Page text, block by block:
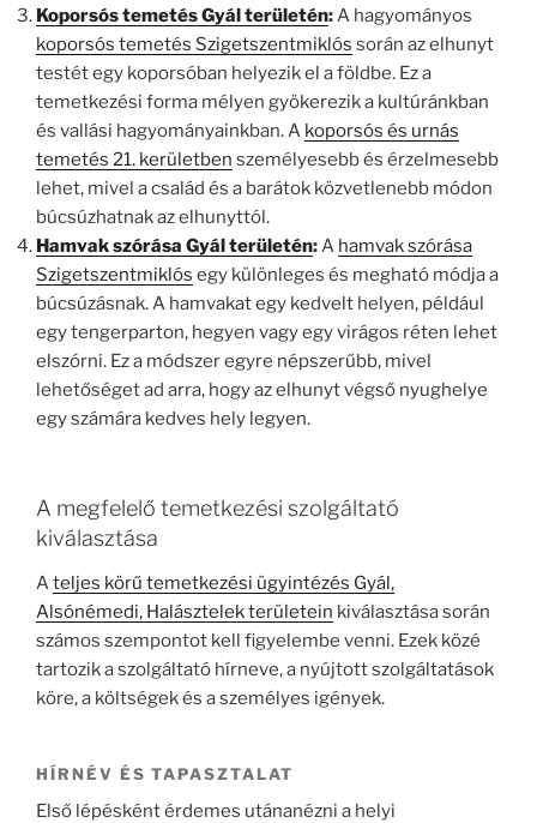
Koporsós temetés Gyál területén:A hagyományos
koporsós temetés Szigetszentmiklós során az elhunyt
testét egy koporsóban helyezik el a földbe. Ez a
temetkezési forma mélyen gyökerezik a kultúránkban
és vallási hagyományainkban. A koporsós és urnás
temetés 21. kerületben személyesebb és érzelmesebb
lehet, mivel a család és a barátok közvetlenebb módon
búcsúzhatnak az elhunyttól.
Hamvak szórása Gyál területén:A hamvak szórása
Szigetszentmiklós egy különleges és megható módja a
búcsúzásnak. A hamvakat egy kedvelt helyen, például
egy tengerparton, hegyen vagy egy virágos réten lehet
elszórni. Ez a módszer egyre népszerűbb, mivel
lehetőséget ad arra, hogy az elhunyt végső nyughelye
egy számára kedves hely legyen.
A megfelelő temetkezési szolgáltató
kiválasztása
Ateljes körű temetkezési ügyintézés Gyál,
Alsónémedi, Halásztelek területein kiválasztása során
számos szempontot kell figyelembe venni. Ezek közé
tartozik a szolgáltató hírneve, a nyújtott szolgáltatások
köre, a költségek és a személyes igények.
HÍRNÉV ÉS TAPASZTALAT
Első lépésként érdemes utánanézni a helyi